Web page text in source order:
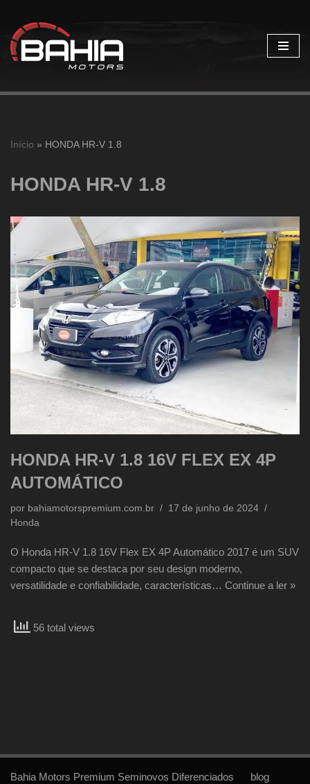
Pular
para
Início » HONDA HR-V 1.8
HONDA HR-V 1.8
HONDA HR-V 1.8 16V FLEX EX 4P
AUTOMÁTICO
por bahiamotorspremium.com.br
17 de junho de 2024
Honda
O Honda HR-V 1.8 16V Flex EX 4P Automático 2017 é um SUV
compacto que se destaca por seu design moderno,
versatilidade e confiabilidade, características… Continue a ler »
56 total views
Bahia Motors Premium Seminovos Diferenciados blog